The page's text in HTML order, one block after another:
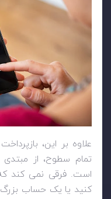
علاوه بر این،
تمام سطوح، از
است. فرقی نمی کند
کنید یا یک حساب بزرگ.